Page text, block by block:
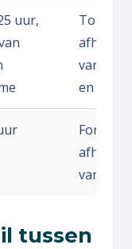
uur,
Tot 180
van
en regio
van de
tussen